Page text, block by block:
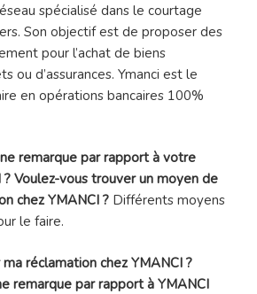
spécialisé dans le courtage
Son objectif est de proposer des
pour l’achat de biens
ou d’assurances. Ymanci est le
en opérations bancaires 100%
remarque par rapport à votre
? Voulez-vous trouver un moyen de
chez YMANCI ? Différents moyens
le faire.
réclamation chez YMANCI ?
remarque par rapport à YMANCI